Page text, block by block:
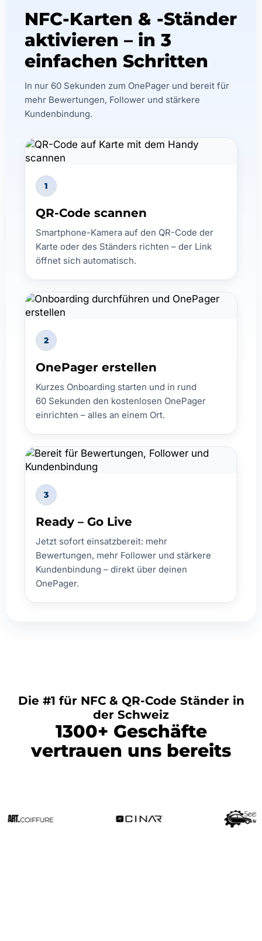
NFC-Karten & -Ständer
aktivieren – in 3
einfachen Schritten
In nur 60 Sekunden zum OnePager und bereit für
mehr Bewertungen, Follower und stärkere
Kundenbindung.
1
QR-Code scannen
Smartphone-Kamera auf den QR-Code der
Karte oder des Ständers richten – der Link
öffnet sich automatisch.
2
OnePager erstellen
Kurzes Onboarding starten und in rund
60 Sekunden den kostenlosen OnePager
einrichten – alles an einem Ort.
3
Ready – Go Live
Jetzt sofort einsatzbereit: mehr
Bewertungen, mehr Follower und stärkere
Kundenbindung – direkt über deinen
OnePager.
Die #1 für NFC & QR-Code Ständer in
der Schweiz
1300+ Geschäfte
vertrauen uns bereits